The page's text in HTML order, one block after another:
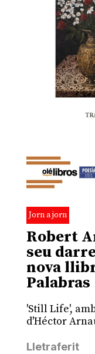
Jorn a jorn
Robert
seu
nova
Palabras
'Still Life',
d'Héctor
Lletraferit